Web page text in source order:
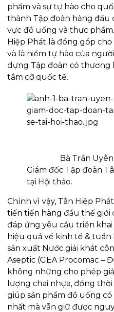
phẩm và sự tự hào cho
thành Tập đoàn hàng đầu
vực đồ uống và thực
Hiệp Phát là đóng góp
và là niềm tự hào của
dựng Tập đoàn có thương
tầm cỡ quốc tế.
Bà Trần Uyên
Giám đốc Tập đoàn
tại Hội thảo.
Chính vì vậy, Tân Hiệp
tiến tiến hàng đầu thế giới
đáp ứng yêu cầu triển
hiệu quả về kinh tế & tuần
sản xuất Nước giải khát
Aseptic (GEA Procomac –
không những cho phép
lượng chai nhựa, đồng
giúp sản phẩm đồ uống
nhất mà vẫn giữ được